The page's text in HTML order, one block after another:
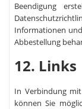
Beendigung
Informationen
Abbestellung
12. Links
In Verbindung
können Sie